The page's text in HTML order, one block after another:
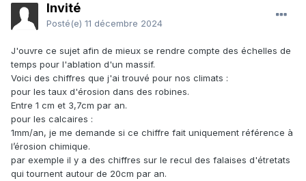
Invité
Posté(e) 11 décembre 2024
J'ouvre ce sujet afin de mieux se rendre compte des échelles de
temps pour l'ablation d'un massif.
Voici des chiffres que j'ai trouvé pour nos climats :
pour les taux d'érosion dans des robines.
Entre 1 cm et 3,7cm par an.
pour les calcaires :
1mm/an, je me demande si ce chiffre fait uniquement référence à
l’érosion chimique.
par exemple il y a des chiffres sur le recul des falaises d'étretats
qui tournent autour de 20cm par an.